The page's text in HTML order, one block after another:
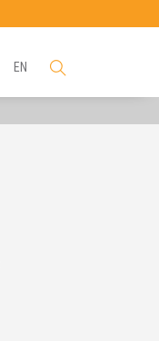
EN